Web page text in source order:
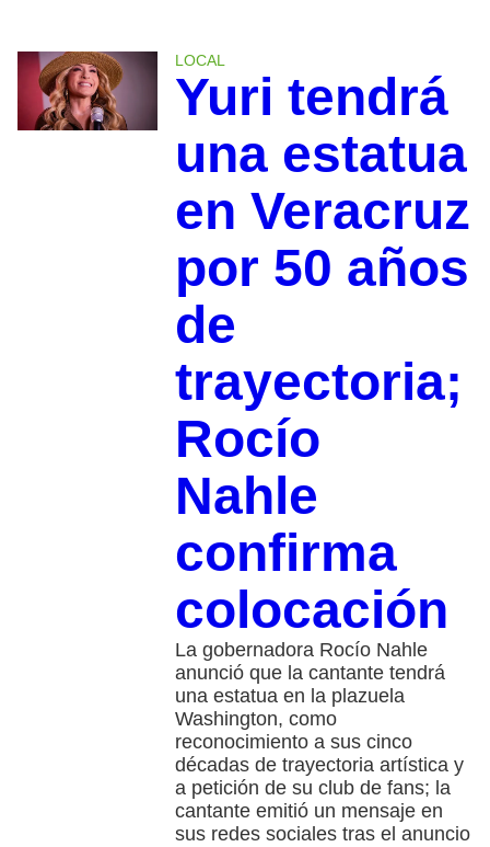
LOCAL
Yuri tendrá
una estatua
en Veracruz
por 50 años
de
trayectoria;
Rocío
Nahle
confirma
colocación
La gobernadora Rocío Nahle
anunció que la cantante tendrá
una estatua en la plazuela
Washington, como
reconocimiento a sus cinco
décadas de trayectoria artística y
a petición de su club de fans; la
cantante emitió un mensaje en
sus redes sociales tras el anuncio